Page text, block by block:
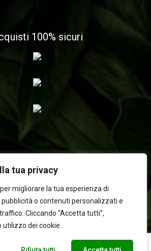
tua privacy
migliorare la tua esperienza di
o contenuti personalizzati e
Cliccando “Accetta tutti”,
dei cookie.
100% sicuri
d'erbe Sauro - P.IVA 05049760233. Tutti i
riservati | Designed by